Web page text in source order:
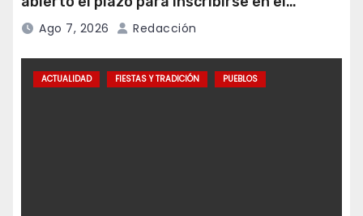
programa Falamos
Ago 7, 2026 Redacción
ACTUALIDAD FIESTAS Y TRADICIÓN PUEBLOS